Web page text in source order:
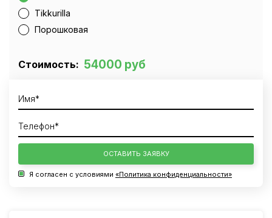
Tikkurilla
Порошковая
Стоимость: 54000 руб
ОСТАВИТЬ ЗАЯВКУ
Я согласен с условиями «Политика конфиденциальности»